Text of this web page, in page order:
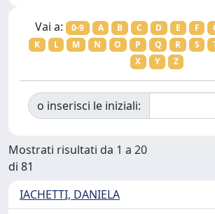
Vai a: 0-9 A B C D E F
K
L M N O P Q R S
X
Y Z
o inserisci le iniziali:
Mostrati risultati da 1 a 20
di 81
IACHETTI, DANIELA